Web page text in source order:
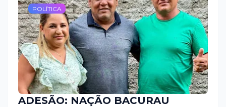
POLÍTICA
ADESÃO: NAÇÃO BACURAU